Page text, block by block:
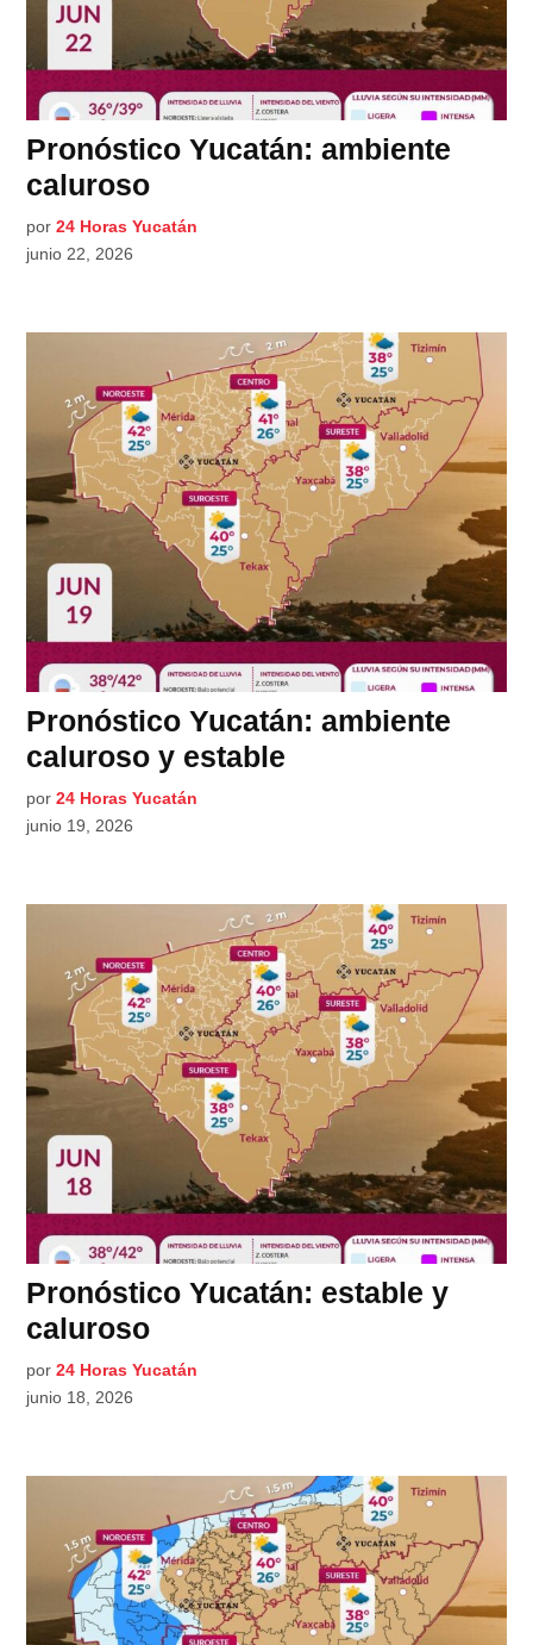
Pronóstico Yucatán: ambiente
caluroso
por 24 Horas Yucatán
junio 22, 2026
Pronóstico Yucatán: ambiente
caluroso y estable
por 24 Horas Yucatán
junio 19, 2026
Pronóstico Yucatán: estable y
caluroso
por 24 Horas Yucatán
junio 18, 2026